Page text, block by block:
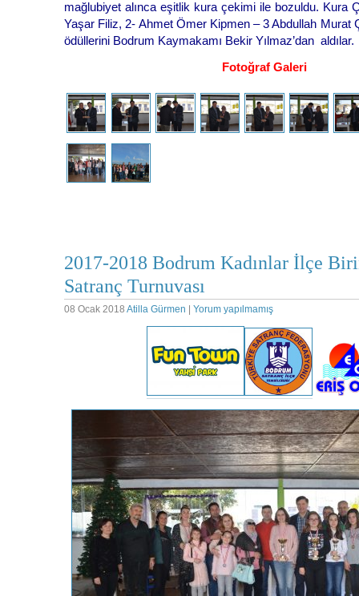
mağlubiyet alınca eşitlik kura çekimi ile bozuldu. Kura
Yaşar Filiz, 2- Ahmet Ömer Kipmen – 3 Abdullah Murat
ödüllerini Bodrum Kaymakamı Bekir Yılmaz’dan aldılar.
Fotoğraf Galeri
2017-2018 Bodrum Kadınlar İlçe
Satranç Turnuvası
08 Ocak 2018 Atilla Gürmen Yorum yapılmamış